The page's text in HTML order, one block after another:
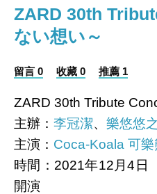
ZARD 30th
ない想い～
留言 0 收藏 0 推薦 1
ZARD 30th Tribute
主辦： 李冠潔、 樂悠悠
主演： Coca-Koala 可樂
時間：2021年12月4日
開演